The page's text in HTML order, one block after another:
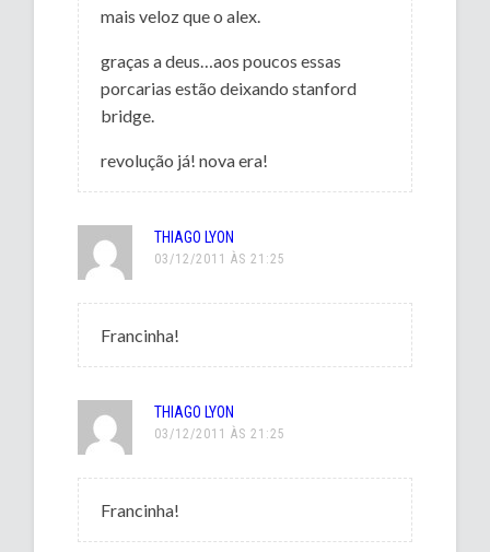
mais veloz que o alex.
graças a deus…aos poucos essas
porcarias estão deixando stanford
bridge.
revolução já! nova era!
THIAGO LYON
03/12/2011 ÀS 21:25
Francinha!
THIAGO LYON
03/12/2011 ÀS 21:25
Francinha!